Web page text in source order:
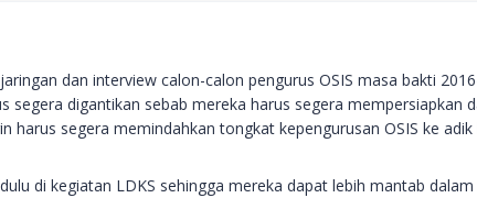
dan interview calon-calon pengurus OSIS masa bakti
digantikan sebab mereka harus segera mempersiapkan
harus segera memindahkan tongkat kepengurusan OSIS ke adik
di kegiatan LDKS sehingga mereka dapat lebih mantab